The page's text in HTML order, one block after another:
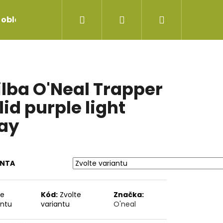
Servis jízdních kol Repase
Přihlášení
O'Neal Trapper
purple light
Kód: Zvolte
variantu
Značka:
O'neal
AM2 29X2.60